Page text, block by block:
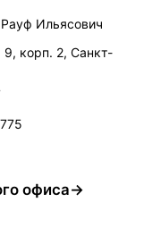
Ильясович
9, корп. 2, Санкт-
офиса→